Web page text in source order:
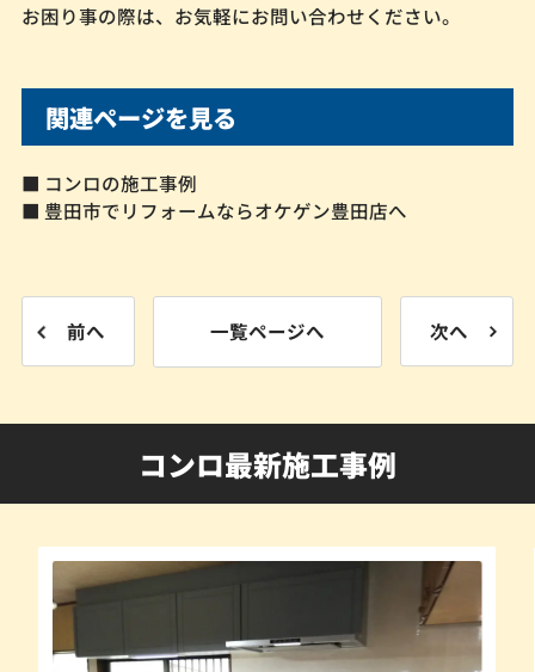
お困り事の際は、お気軽にお問い合わせください。
関連ページを見る
■ コンロの施工事例
■ 豊田市でリフォームならオケゲン豊田店へ
前へ 一覧ページへ 次へ
コンロ最新施工事例